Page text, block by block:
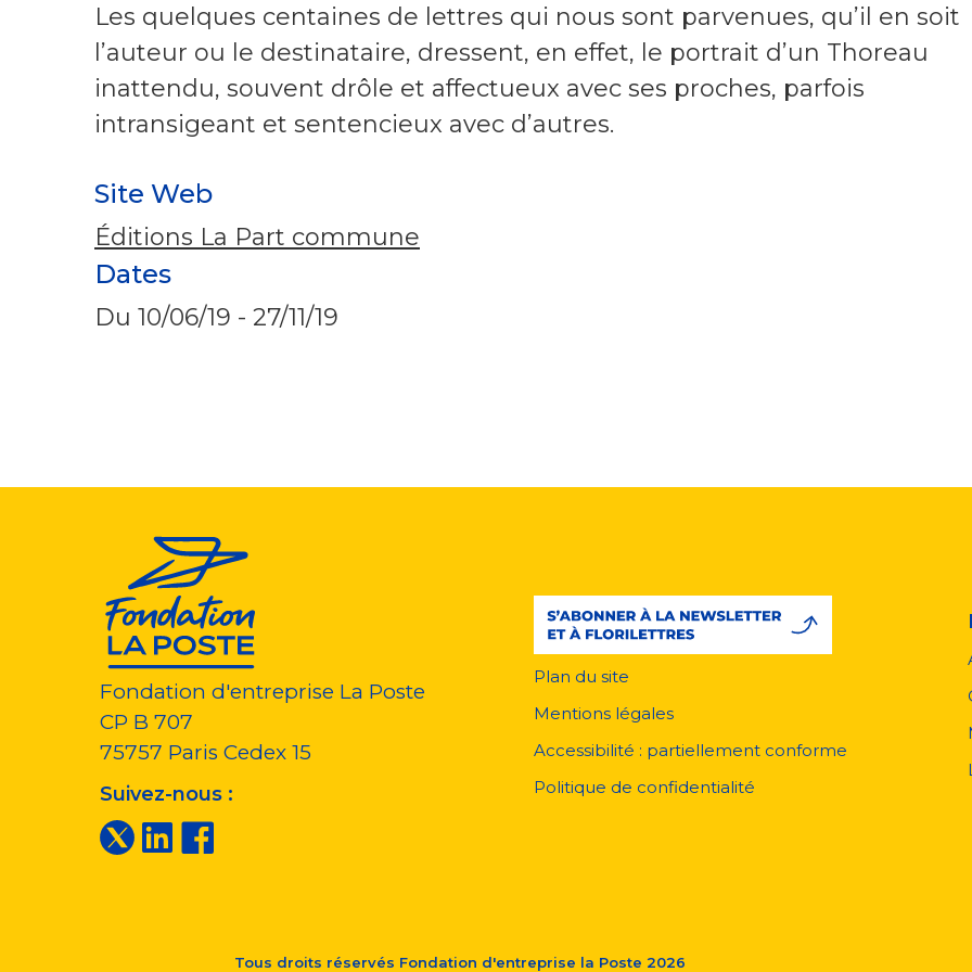
Les quelques centaines de lettres qui nous sont parvenues, qu’il en soit
l’auteur ou le destinataire, dressent, en effet, le portrait d’un Thoreau
inattendu, souvent drôle et affectueux avec ses proches, parfois
intransigeant et sentencieux avec d’autres.
Site Web
Éditions La Part commune
Dates
Du 10/06/19 - 27/11/19
Fondation d'entreprise La Poste
CP B 707
75757 Paris Cedex 15
Suivez-nous :
pied
page
Plan du site
Mentions légales
Accessibilité : partiellement conforme
Politique de confidentialité
Tous droits réservés Fondation d'entreprise la Poste 2026